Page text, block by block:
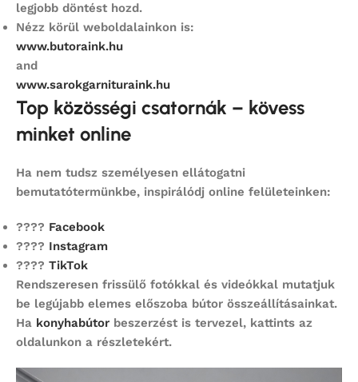
legjobb döntést hozd.
Nézz körül weboldalainkon is:
www.butoraink.hu
and
www.sarokgarnituraink.hu
Top közösségi csatornák – kövess
minket online
Ha nem tudsz személyesen ellátogatni
bemutatótermünkbe, inspirálódj online felületeinken:
???? Facebook
???? Instagram
???? TikTok
Rendszeresen frissülő fotókkal és videókkal mutatjuk
be legújabb elemes előszoba bútor összeállításainkat.
Ha konyhabútor beszerzést is tervezel, kattints az
oldalunkon a részletekért.